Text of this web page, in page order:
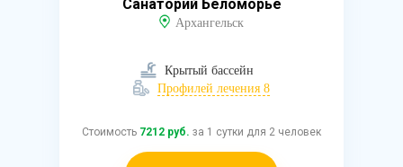
Санаторий Беломорье
Архангельск
Крытый бассейн
Профилей лечения 8
Стоимость 7212 руб. за 1 сутки для 2 человек